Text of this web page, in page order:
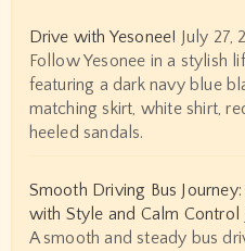
Drive with Yesonee! July 27,
Follow Yesonee in a stylish
featuring a dark navy blue
matching skirt, white shirt,
heeled sandals.
Smooth Driving Bus
with Style and Calm Control
A smooth and steady bus